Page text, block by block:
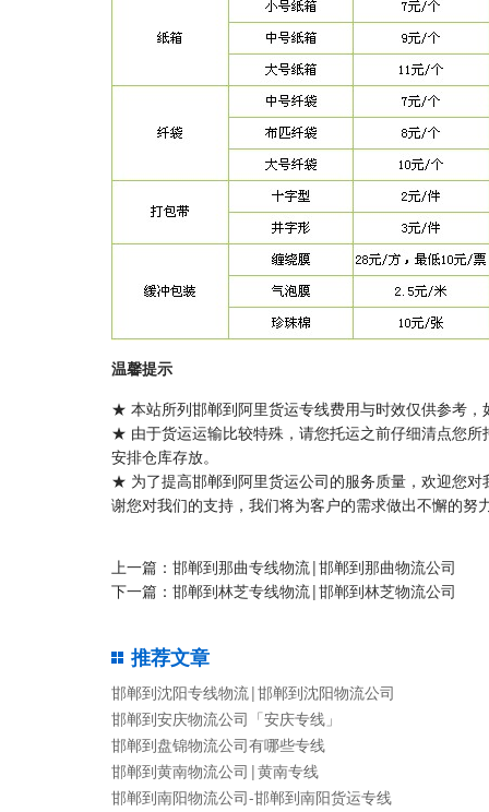
温馨提示
★ 本站所列邯郸到阿里货运专线费用与时效仅供参考
★ 由于货运运输比较特殊，请您托运之前仔细清点您
安排仓库存放。
★ 为了提高邯郸到阿里货运公司的服务质量，欢迎您
谢您对我们的支持，我们将为客户的需求做出不懈的努
上一篇： 邯郸到那曲专线物流|邯郸到那曲物流公司
下一篇： 邯郸到林芝专线物流|邯郸到林芝物流公司
推荐文章
邯郸到沈阳专线物流|邯郸到沈阳物流公司
邯郸到安庆物流公司「安庆专线」
邯郸到盘锦物流公司有哪些专线
邯郸到黄南物流公司|黄南专线
邯郸到南阳物流公司-邯郸到南阳货运专线